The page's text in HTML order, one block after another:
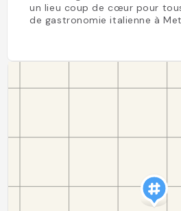
un lieu coup de cœur pour
de gastronomie italienne à